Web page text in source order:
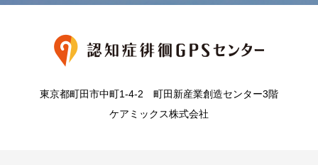
東京都町田市中町1-4-2 町田新産業創造センター3階
ケアミックス株式会社